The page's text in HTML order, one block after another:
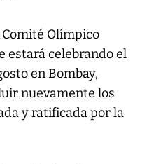
Comité Olímpico
estará celebrando el
en Bombay,
nuevamente los
y ratificada por la